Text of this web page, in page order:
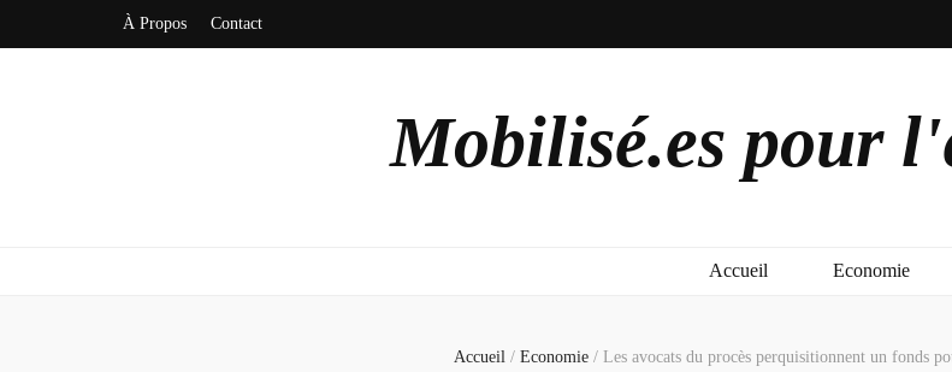
À Propos Contact
Mobilisé.es pour
Accueil Economie
Accueil / Economie / Les avocats du procès perquisitionnent un fonds